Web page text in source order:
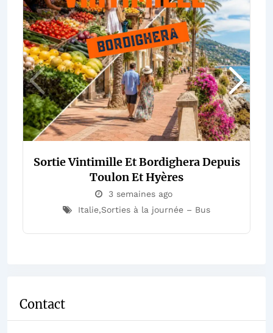
Sortie Vintimille Et Bordighera Depuis
Toulon Et Hyères
3 semaines ago
Italie,Sorties à la journée – Bus
Contact